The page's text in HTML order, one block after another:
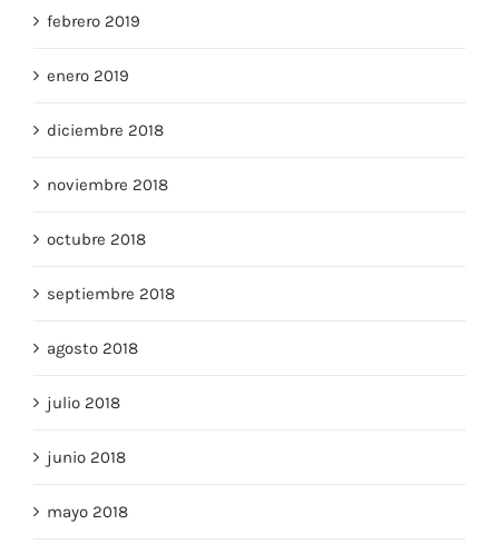
febrero 2019
enero 2019
diciembre 2018
noviembre 2018
octubre 2018
septiembre 2018
agosto 2018
julio 2018
junio 2018
mayo 2018